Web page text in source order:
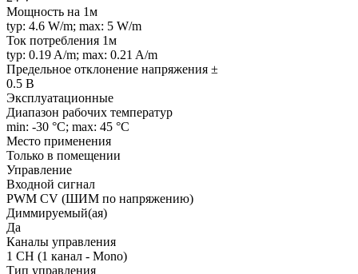
Мощность на 1м
typ: 4.6 W/m; max: 5 W/m
Ток потребления 1м
typ: 0.19 A/m; max: 0.21 A/m
Предельное отклонение напряжения ±
0.5 В
Эксплуатационные
Диапазон рабочих температур
min: -30 °C; max: 45 °C
Место применения
Только в помещении
Управление
Входной сигнал
PWM СV (ШИМ по напряжению)
Диммируемый(ая)
Да
Каналы управления
1 CH (1 канал - Mono)
Тип управления